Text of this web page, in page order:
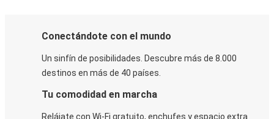
Conectándote con el mundo
Un sinfín de posibilidades. Descubre más de 8.000
destinos en más de 40 países.
Tu comodidad en marcha
Relájate con Wi-Fi gratuito, enchufes y espacio extra